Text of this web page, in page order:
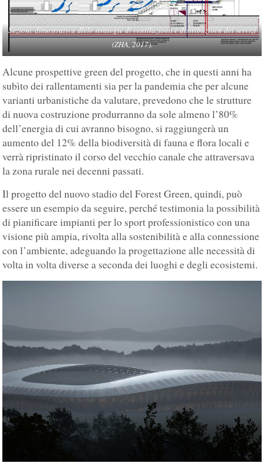
Sezione dimostrativa dlele strategie di ventilazioen e distribuzioen dei servizi
(ZHA, 2017).
Alcune prospettive green del progetto, che in questi anni ha
subìto dei rallentamenti sia per la pandemia che per alcune
varianti urbanistiche da valutare, prevedono che le strutture
di nuova costruzione produrranno da sole almeno l’80%
dell’energia di cui avranno bisogno, si raggiungerà un
aumento del 12% della biodiversità di fauna e flora locali e
verrà ripristinato il corso del vecchio canale che attraversava
la zona rurale nei decenni passati.
Il progetto del nuovo stadio del Forest Green, quindi, può
essere un esempio da seguire, perché testimonia la possibilità
di pianificare impianti per lo sport professionistico con una
visione più ampia, rivolta alla sostenibilità e alla connessione
con l’ambiente, adeguando la progettazione alle necessità di
volta in volta diverse a seconda dei luoghi e degli ecosistemi.